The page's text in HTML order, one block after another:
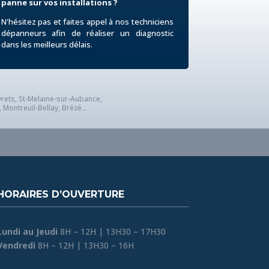
panne sur vos installations ?
N'hésitez pas et faites appel à nos techniciens
dépanneurs afin de réaliser un diagnostic
dans les meilleurs délais.
St-Melaine-sur-Aubance,
Bellay, Brézé...
D’OUVERTURE
au Jeudi 8H – 12H | 13H30 – 17H30
8H – 12H | 13H30 – 16H